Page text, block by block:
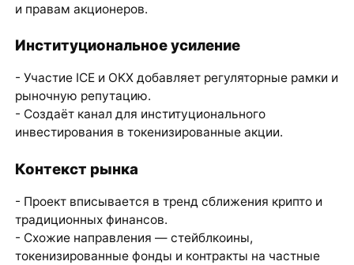
и правам акционеров.
Институциональное усиление
- Участие ICE и OKX добавляет регуляторные рамки и
рыночную репутацию.
- Создаёт канал для институционального
инвестирования в токенизированные акции.
Контекст рынка
- Проект вписывается в тренд сближения крипто и
традиционных финансов.
- Схожие направления — стейблкоины,
токенизированные фонды и контракты на частные